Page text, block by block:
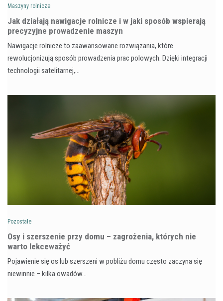
Maszyny rolnicze
Jak działają nawigacje rolnicze i w jaki sposób wspierają
precyzyjne prowadzenie maszyn
Nawigacje rolnicze to zaawansowane rozwiązania, które
rewolucjonizują sposób prowadzenia prac polowych. Dzięki integracji
technologii satelitarnej,…
Pozostałe
Osy i szerszenie przy domu – zagrożenia, których nie
warto lekceważyć
Pojawienie się os lub szerszeni w pobliżu domu często zaczyna się
niewinnie – kilka owadów…